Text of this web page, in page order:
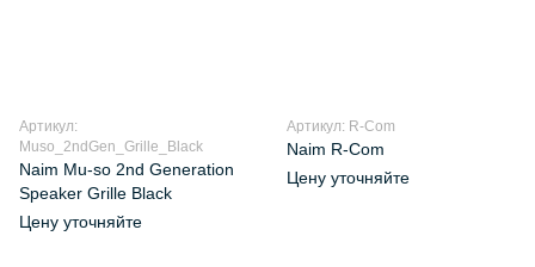
Артикул:
Muso_2ndGen_Grille_Black
Naim Mu‑so 2nd Generation
Speaker Grille Black
Цену уточняйте
Артикул: R-Com
Naim R-Com
Цену уточняйте